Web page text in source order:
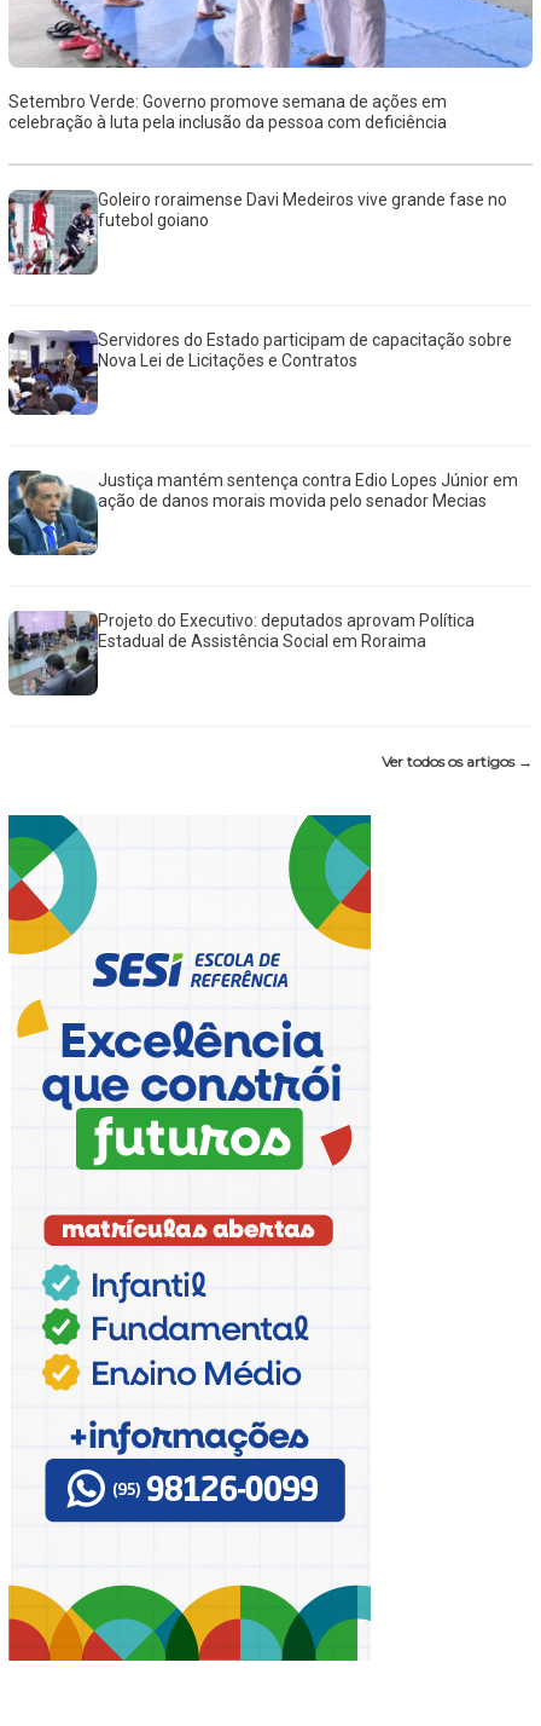
Setembro Verde: Governo promove semana de ações em
celebração à luta pela inclusão da pessoa com deficiência
Goleiro roraimense Davi Medeiros vive grande fase no
futebol goiano
Servidores do Estado participam de capacitação sobre
Nova Lei de Licitações e Contratos
Justiça mantém sentença contra Edio Lopes Júnior em
ação de danos morais movida pelo senador Mecias
Projeto do Executivo: deputados aprovam Política
Estadual de Assistência Social em Roraima
Ver todos os artigos →